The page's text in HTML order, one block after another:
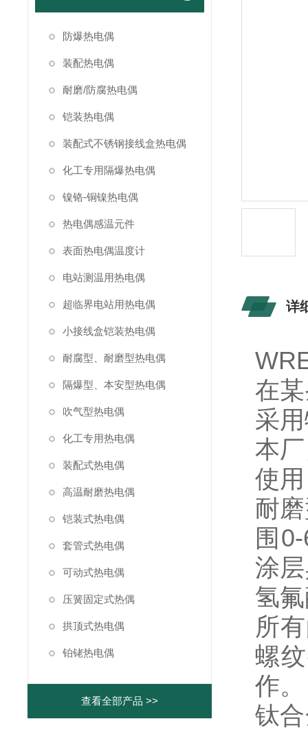
防爆热电偶
装配热电偶
耐磨/防腐热电偶
铠装热电偶
装配式不锈钢接线盒热电偶
化工专用隔爆热电偶
镍铬-铜镍热电偶
热电偶感温元件
表面热电偶温度计
电站测温用热电偶
超临界电站用热电偶
小接线盒铠装热电偶
耐腐型、耐磨型热电偶
隔爆型、本安型热电偶
吹气型热电偶
化工专用热电偶
装配式热电偶
高温耐磨热电偶
铠装式热电偶
套管式热电偶
可动式热电偶
压簧固定式热偶
拱顶式热电偶
铂铑热电偶
查看全部产品 >>
详
在
采
本
使
耐
围
涂
氢
所
螺
作。
钛